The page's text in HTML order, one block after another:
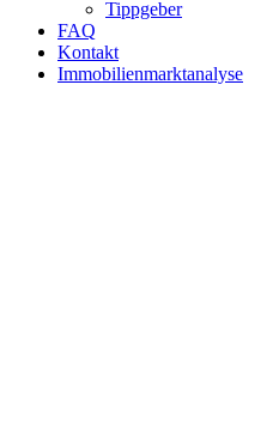
Tippgeber
FAQ
Kontakt
Immobilienmarktanalyse